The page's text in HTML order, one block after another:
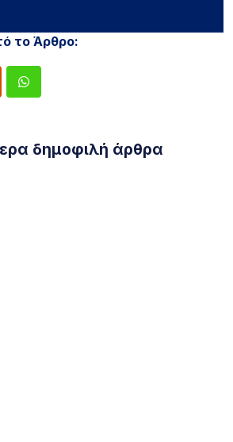
το Άρθρο:
δημοφιλή άρθρα